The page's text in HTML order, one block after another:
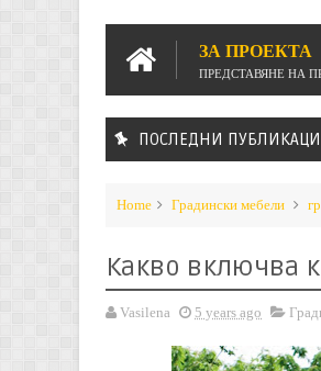
ЗА ПРОЕКТА
ПРЕДСТАВЯНЕ НА
ПОСЛЕДНИ
Home Градински мебели
Какво включва
Vasilena 5 years ago